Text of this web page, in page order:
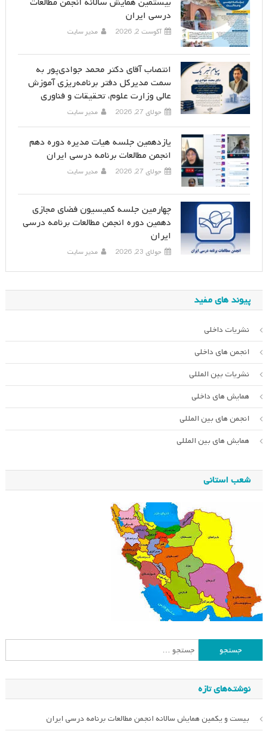
درسی ایران
آگوست 2, 2026 مدیر سایت
انتصاب آقای دکتر محمد جوادی‌پور به
سمت مدیرکل دفتر برنامه‌ریزی آموزش
عالی وزارت علوم، تحقیقات و فناوری
جولای 27, 2026 مدیر سایت
یازدهمین جلسه هیات مدیره دوره دهم
انجمن مطالعات برنامه درسی ایران
جولای 27, 2026 مدیر سایت
چهارمین جلسه کمیسیون فضای مجازی
دهمین دوره انجمن مطالعات برنامه درسی
ایران
جولای 23, 2026 مدیر سایت
پیوند های مفید
نشریات داخلی
انجمن های داخلی
نشریات بین المللی
همایش های داخلی
انجمن های بین المللی
همایش های بین المللی
شعب استانی
جستجو
برای:
نوشته‌های تازه
بیست و یکمین همایش سالانه انجمن مطالعات برنامه درسی ایران